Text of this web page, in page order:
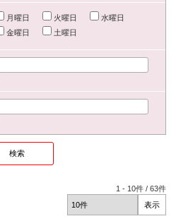
月曜日 火曜日
水曜日
金曜日 土曜日
1 - 10件 /63件